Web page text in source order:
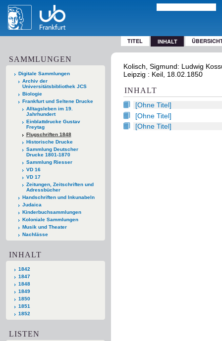
TITEL INHALT
SAMMLUNGEN
Digitale Sammlungen
Archiv der
Universitätsbibliothek JCS
Biologie
Frankfurt und Seltene Drucke
Alltagsleben im 19.
Jahrhundert
Einblattdrucke Gustav
Freytag
Flugschriften 1848
Historische Drucke
Sammlung Deutscher
Drucke 1801-1870
Sammlung Riesser
VD 16
VD 17
Zeitungen, Zeitschriften und
Adressbücher
Handschriften und Inkunabeln
Judaica
Kinderbuchsammlungen
Koloniale Sammlungen
Musik und Theater
Nachlässe
INHALT
1842
1847
1848
1849
1850
1851
1852
LISTEN
Kolisch, Sigmund: Ludwig
Leipzig : Keil, 18.02.1850
INHALT
[Ohne Titel]
[Ohne Titel]
[Ohne Titel]